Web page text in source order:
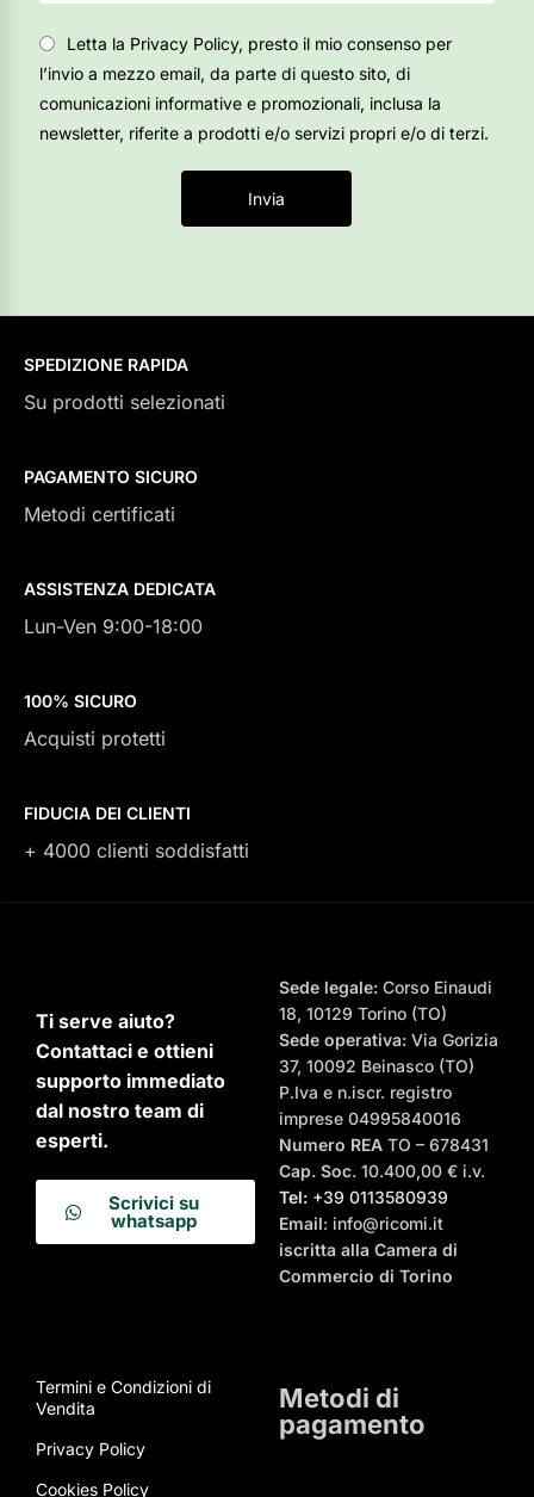
Letta la Privacy Policy, presto il mio consenso per
l’invio a mezzo email, da parte di questo sito, di
comunicazioni informative e promozionali, inclusa la
newsletter, riferite a prodotti e/o servizi propri e/o di terzi.
Invia
SPEDIZIONE RAPIDA
Su prodotti selezionati
PAGAMENTO SICURO
Metodi certificati
ASSISTENZA DEDICATA
Lun-Ven 9:00-18:00
100% SICURO
Acquisti protetti
FIDUCIA DEI CLIENTI
+ 4000 clienti soddisfatti
Ti serve aiuto?
Contattaci e ottieni
supporto immediato
dal nostro team di
esperti.
Scrivici su
whatsapp
Sede legale:Corso Einaudi
18, 10129 Torino (TO)
Sede operativa:Via Gorizia
37, 10092 Beinasco (TO)
P.Iva e n.iscr. registro
imprese 04995840016
Numero REA TO – 678431
Cap. Soc.10.400,00 € i.v.
Tel:+39 0113580939
Email: info@ricomi.it
iscritta alla Camera di
Commercio di Torino
Termini e Condizioni di
Vendita
Privacy Policy
Cookies Policy
Metodi di
pagamento